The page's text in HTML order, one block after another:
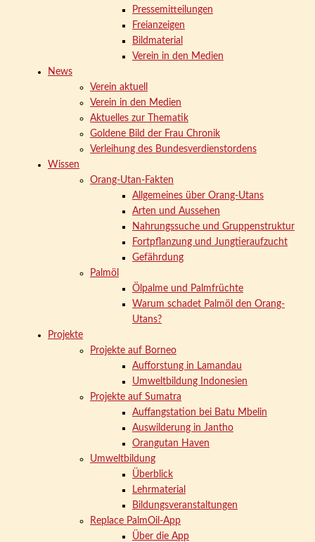
Pressemitteilungen
Freianzeigen
Bildmaterial
Verein in den Medien
News
Verein aktuell
Verein in den Medien
Aktuelles zur Thematik
Goldene Bild der Frau Chronik
Verleihung des Bundesverdienstordens
Wissen
Orang-Utan-Fakten
Allgemeines über Orang-Utans
Arten und Aussehen
Nahrungssuche und Gruppenstruktur
Fortpflanzung und Jungtieraufzucht
Gefährdung
Palmöl
Ölpalme und Palmfrüchte
Warum schadet Palmöl den Orang-
Utans?
Projekte
Projekte auf Borneo
Aufforstung in Lamandau
Umweltbildung Indonesien
Projekte auf Sumatra
Auffangstation bei Batu Mbelin
Auswilderung in Jantho
Orangutan Haven
Umweltbildung
Überblick
Lehrmaterial
Bildungsveranstaltungen
Replace PalmOil-App
Über die App